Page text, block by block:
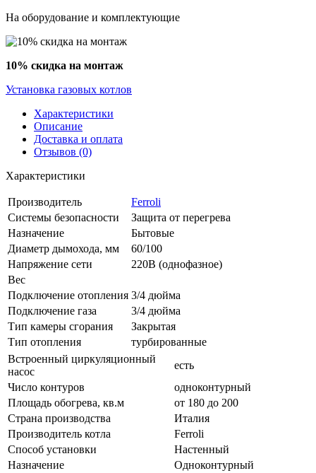
На оборудование и комплектующие
10% скидка на монтаж
Установка газовых котлов
Характеристики
Описание
Доставка и оплата
Отзывов (0)
Характеристики
Производитель
Ferroli
Системы безопасности
Защита от перегрева
Назначение
Бытовые
Диаметр дымохода, мм
60/100
Напряжение сети
220В (однофазное)
Вес
Подключение отопления 3/4 дюйма
Подключение газа
3/4 дюйма
Тип камеры сгорания
Закрытая
Тип отопления
турбированные
Встроенный циркуляционный
насос
есть
Число контуров
одноконтурный
Площадь обогрева, кв.м
от 180 до 200
Страна производства
Италия
Производитель котла
Ferroli
Способ установки
Настенный
Назначение
Одноконтурный